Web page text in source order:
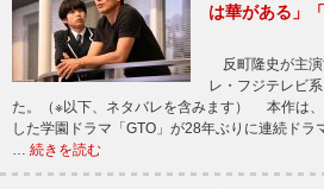
は華がある」
反町隆史が主演
レ・フジテレビ
た。（※以下、ネタバレを含みます） 本作は
した学園ドラマ「GTO」が28年ぶりに連続ドラ
… 続きを読む